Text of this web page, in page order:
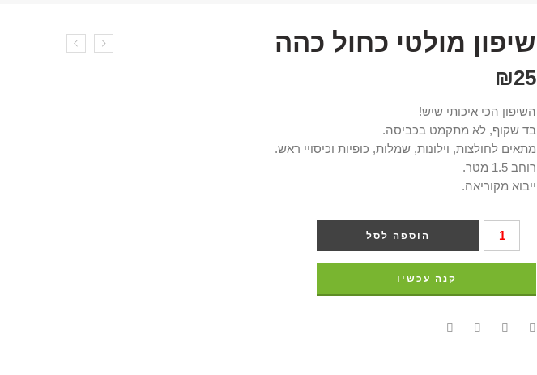
שיפון מולטי כחול כהה
₪25
השיפון הכי איכותי שיש!
בד שקוף, לא מתקמט בכביסה.
מתאים לחולצות, וילונות, שמלות, כופיות וכיסויי ראש.
רוחב 1.5 מטר.
ייבוא מקוריאה.
הוספה לסל
קנה עכשיו